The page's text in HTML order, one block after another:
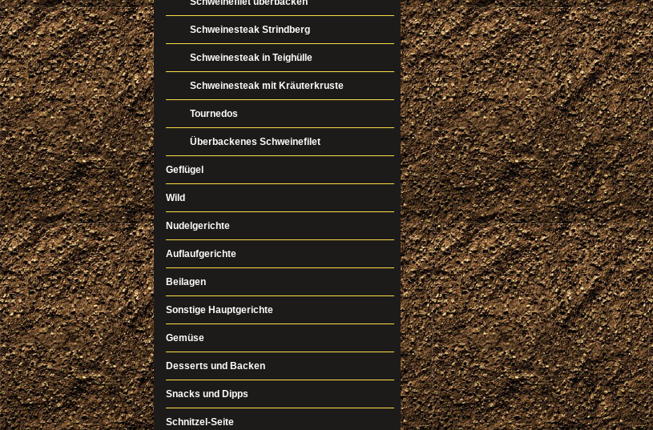
Schweinesteak Strindberg
Schweinesteak in Teighülle
Schweinesteak mit Kräuterkruste
Tournedos
Überbackenes Schweinefilet
Geflügel
Wild
Nudelgerichte
Auflaufgerichte
Beilagen
Sonstige Hauptgerichte
Gemüse
Desserts und Backen
Snacks und Dipps
Schnitzel-Seite